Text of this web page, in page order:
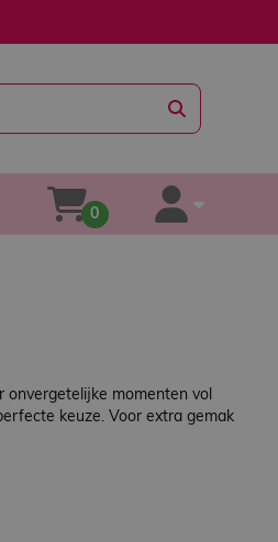
zoeken
winkelwagen
0 account
onvergetelijke momenten vol
keuze. Voor extra gemak